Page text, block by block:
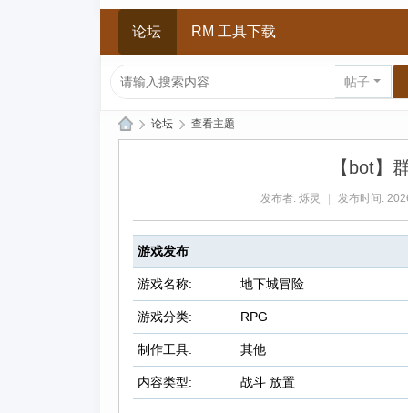
论坛 RM 工具下载
帖子
› 论坛 › 查看主题
【bot】
发布者: 烁灵 发布时间:
游戏发布
游戏名称: 地下城冒险
游戏分类: RPG
制作工具: 其他
内容类型: 战斗 放置